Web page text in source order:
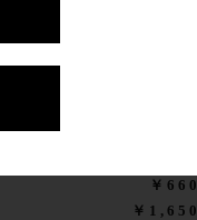
￥660
￥1,650